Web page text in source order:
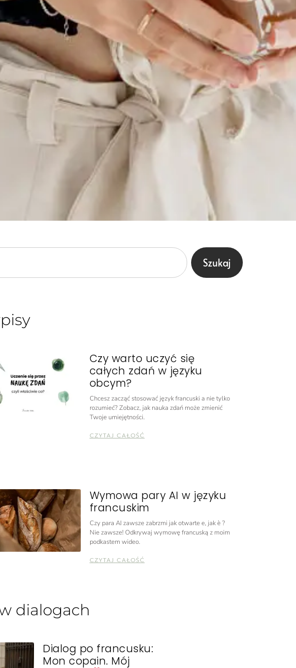
Szukaj
Czy warto uczyć się
całych zdań w języku
obcym?
Chcesz zacząć stosować język francuski a nie tylko
rozumieć? Zobacz, jak nauka zdań może zmienić
Twoje umiejętności.
CZYTAJ CAŁOŚĆ
Wymowa pary AI w języku
francuskim
Czy para AI zawsze zabrzmi jak otwarte e, jak è ?
Nie zawsze! Odkrywaj wymowę francuską z moim
podkastem wideo.
CZYTAJ CAŁOŚĆ
dialogach
Dialog po francusku:
Mon copain. Mój